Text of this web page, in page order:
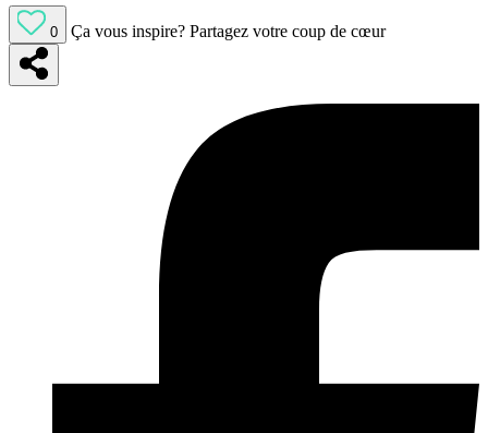
0 Ça vous inspire? Partagez votre coup de cœur